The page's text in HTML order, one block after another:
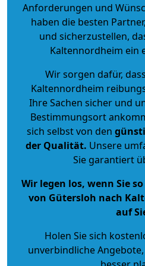
Anforderungen und
haben die besten
und sicherzustellen,
Kaltennordheim ein
Wir sorgen dafür,
Kaltennordheim
Ihre Sachen sicher und
Bestimmungsort
sich selbst von den
der Qualität. Unsere
Sie garantiert
Wir legen los, wenn Sie
von Gütersloh nach
auf
Holen Sie sich
unverbindliche Angebote